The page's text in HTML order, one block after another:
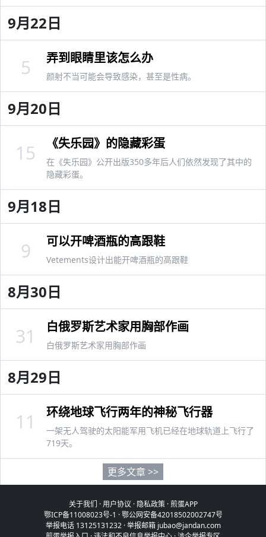
9月22日
弄到眼睛里该怎么办
颜射不当可能会导致感染，甚至是性病。
5
9月20日
《失乐园》的隐藏彩蛋
在《失乐园》公开出版350多年后人们依然发现了其中的
隐藏彩蛋。
15
9月18日
可以开啤酒瓶的高跟鞋
Vetements设计出能开啤酒瓶的高跟鞋
9
8月30日
白俄罗斯艺术家用胸部作画
白俄罗斯艺术家用胸部作画
31
8月29日
环绕地球飞行两年的神秘飞行器
一架无人驾驶的太阳能军用飞机已经在地球轨道上飞行了
719天。
11
更多文章 >>
关于我们 ·用户协议 · 隐私政策·煎蛋APP
鄂ICP备11008023号-1 ·鄂公网安备42018502002747号
举报电话 13125131232 · 举报邮箱 jubao@jandan.com